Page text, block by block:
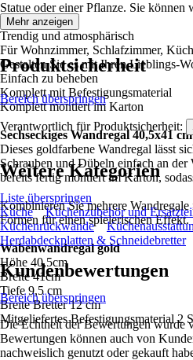
Statue oder einer Pflanze. Sie
Trendig und atmosphärisch
Für Wohnzimmer, Schlafzimmer,
Gestalten Sie es mit Ihren Lieblings-
Einfach zu beheben
Komplett mit Befestigungsmaterial
Komplett montiert im Karton
Sechseckiges Wandregal 40,5x41 cm
Dieses goldfarbene Wandregal lässt
Schrauben und Dübeln einfach an der
bereits fertig montiert im Karton,
Kombinieren Sie mehrere
Formen für einen spielerischen Effekt.
Wabenwandregal gold
Höhe 40,5cm
Breite 41cm
Tiefe 9,5 cm
Breite Bretter 12 cm
Mitgeliefertes Befestigungsmaterial 2
Mehr anzeigen
Produktsicherheit
Bereich überspringen
Verantwortlich für Produktsicherheit:
Weitere Kategorien
Liste überspringen
Küche
Küchenzubehör und
Küchenrückwände
Herdabdeckplatten & Schneidebretter
Kundenbewertungen
Bereich überspringen
Die Echtheit der Bewertungen wurde
Bewertungen können auch von
nachweislich genutzt oder gekauft